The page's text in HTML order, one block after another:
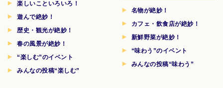
楽しいこといろいろ！
遊んで絶妙！
歴史・観光が絶妙！
春の風景が絶妙！
“楽しむ”のイベント
みんなの投稿“楽しむ”
名物が絶妙！
カフェ・飲食店が絶妙！
新鮮野菜が絶妙！
“味わう”のイベント
みんなの投稿“味わう”